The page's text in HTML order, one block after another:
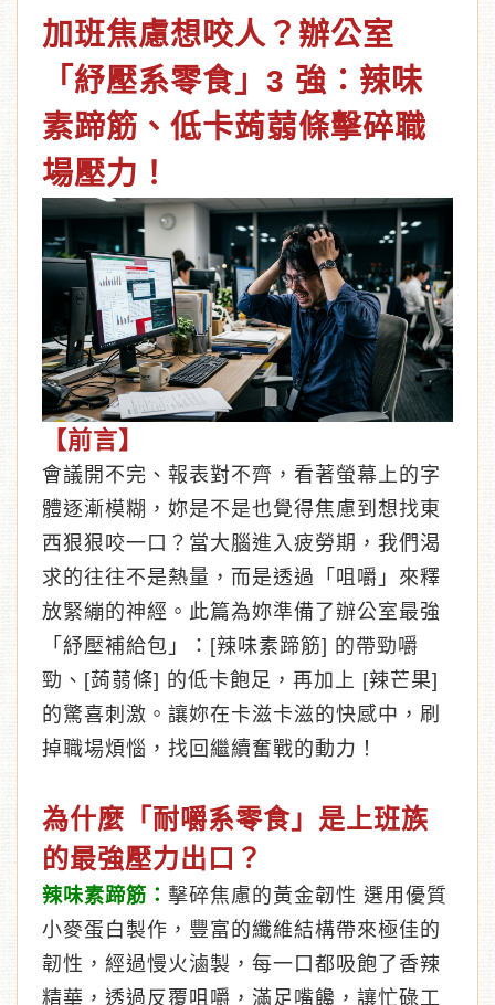
加班焦慮想咬人？辦公室
「紓壓系零食」3 強：辣味
素蹄筋、低卡蒟蒻條擊碎職
場壓力！
【前言】
會議開不完、報表對不齊，看著螢幕上的字
體逐漸模糊，妳是不是也覺得焦慮到想找東
西狠狠咬一口？當大腦進入疲勞期，我們渴
求的往往不是熱量，而是透過「咀嚼」來釋
放緊繃的神經。此篇為妳準備了辦公室最強
「紓壓補給包」：[辣味素蹄筋] 的帶勁嚼
勁、[蒟蒻條] 的低卡飽足，再加上 [辣芒果]
的驚喜刺激。讓妳在卡滋卡滋的快感中，刷
掉職場煩惱，找回繼續奮戰的動力！
為什麼「耐嚼系零食」是上班族
的最強壓力出口？
辣味素蹄筋：擊碎焦慮的黃金韌性 選用優質
小麥蛋白製作，豐富的纖維結構帶來極佳的
韌性，經過慢火滷製，每一口都吸飽了香辣
精華，透過反覆咀嚼，滿足嘴饞，讓忙碌工